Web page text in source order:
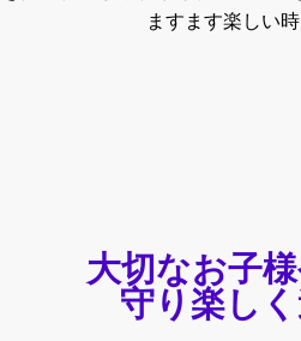
ますます楽しい
大切なお子
守り楽し